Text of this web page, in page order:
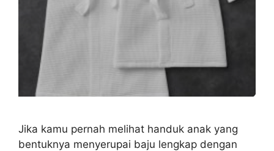
Jika kamu pernah melihat handuk anak yang
bentuknya menyerupai baju lengkap dengan